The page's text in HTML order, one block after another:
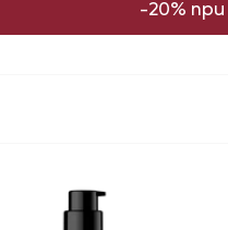
-20%